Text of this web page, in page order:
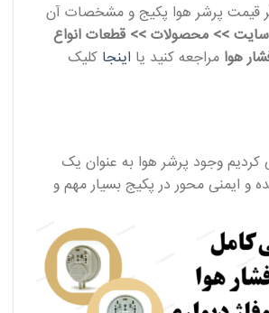
قیمت پرشر هوا پکیج و مشخصات آن
>> محصولات >> قطعات انواع
هوا مراجعه کنید یا اینجا کلیک
کردیم وجود پرشر هوا به عنوان یک
و ایمنی محور در پکیج بسیار مهم و